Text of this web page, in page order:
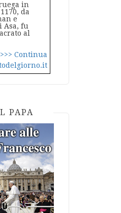
in
da
e
Asa, fu
al
>>> Continua
PAPA